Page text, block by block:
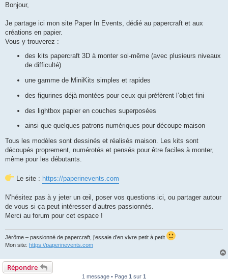
s
g
Bonjour,
Je partage ici mon site Paper In Events, dédié au papercraft et aux
créations en papier.
Vous y trouverez :
des kits papercraft 3D à monter soi-même (avec plusieurs niveaux
de difficulté)
une gamme de MiniKits simples et rapides
des figurines déjà montées pour ceux qui préfèrent l’objet fini
des lightbox papier en couches superposées
ainsi que quelques patrons numériques pour découpe maison
Tous les modèles sont dessinés et réalisés maison. Les kits sont
découpés proprement, numérotés et pensés pour être faciles à monter,
même pour les débutants.
Le site : https://paperinevents.com
N’hésitez pas à y jeter un œil, poser vos questions ici, ou partager autour
de vous si ça peut intéresser d’autres passionnés.
Merci au forum pour cet espace !
Jérôme – passionné de papercraft, j’essaie d’en vivre petit à petit
Mon site: https://paperinevents.com
Répondre
1 message • Page 1 sur 1